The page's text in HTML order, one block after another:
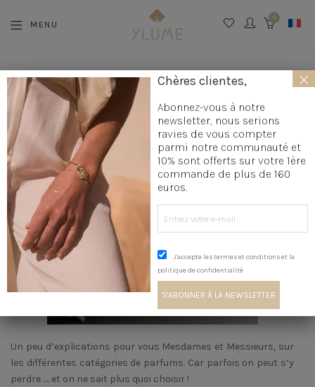
MENU
0
13 MARS 2019 27
NOVEMBRE
2025
COMMENT CHOISIR SON PARFUM
Un peu d’explications pour vous Mesdames et Messieurs, sur
les différentes catégories de parfums. Car parfois on peut s’y
perdre …. et on ne sait plus quoi choisir !
Chères clientes,
Abonnez-vous à notre
newsletter, nous serions
ravies de vous compter
parmi notre communauté et
10% sont offerts sur votre 1ère
commande de plus de 160
euros.
J'accepte les termes et conditions et la
politique de confidentialité
×